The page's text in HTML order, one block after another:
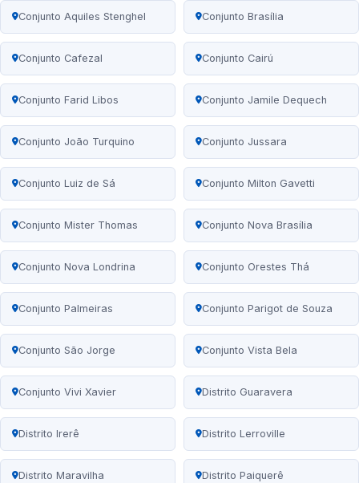
Conjunto Aquiles Stenghel Conjunto Brasília
Conjunto Cafezal Conjunto Cairú
Conjunto Farid Libos Conjunto Jamile Dequech
Conjunto João Turquino Conjunto Jussara
Conjunto Luiz de Sá Conjunto Milton Gavetti
Conjunto Mister Thomas Conjunto Nova Brasília
Conjunto Nova Londrina Conjunto Orestes Thá
Conjunto Palmeiras Conjunto Parigot de Souza
Conjunto São Jorge Conjunto Vista Bela
Conjunto Vivi Xavier Distrito Guaravera
Distrito Irerê Distrito Lerroville
Distrito Maravilha Distrito Paiquerê